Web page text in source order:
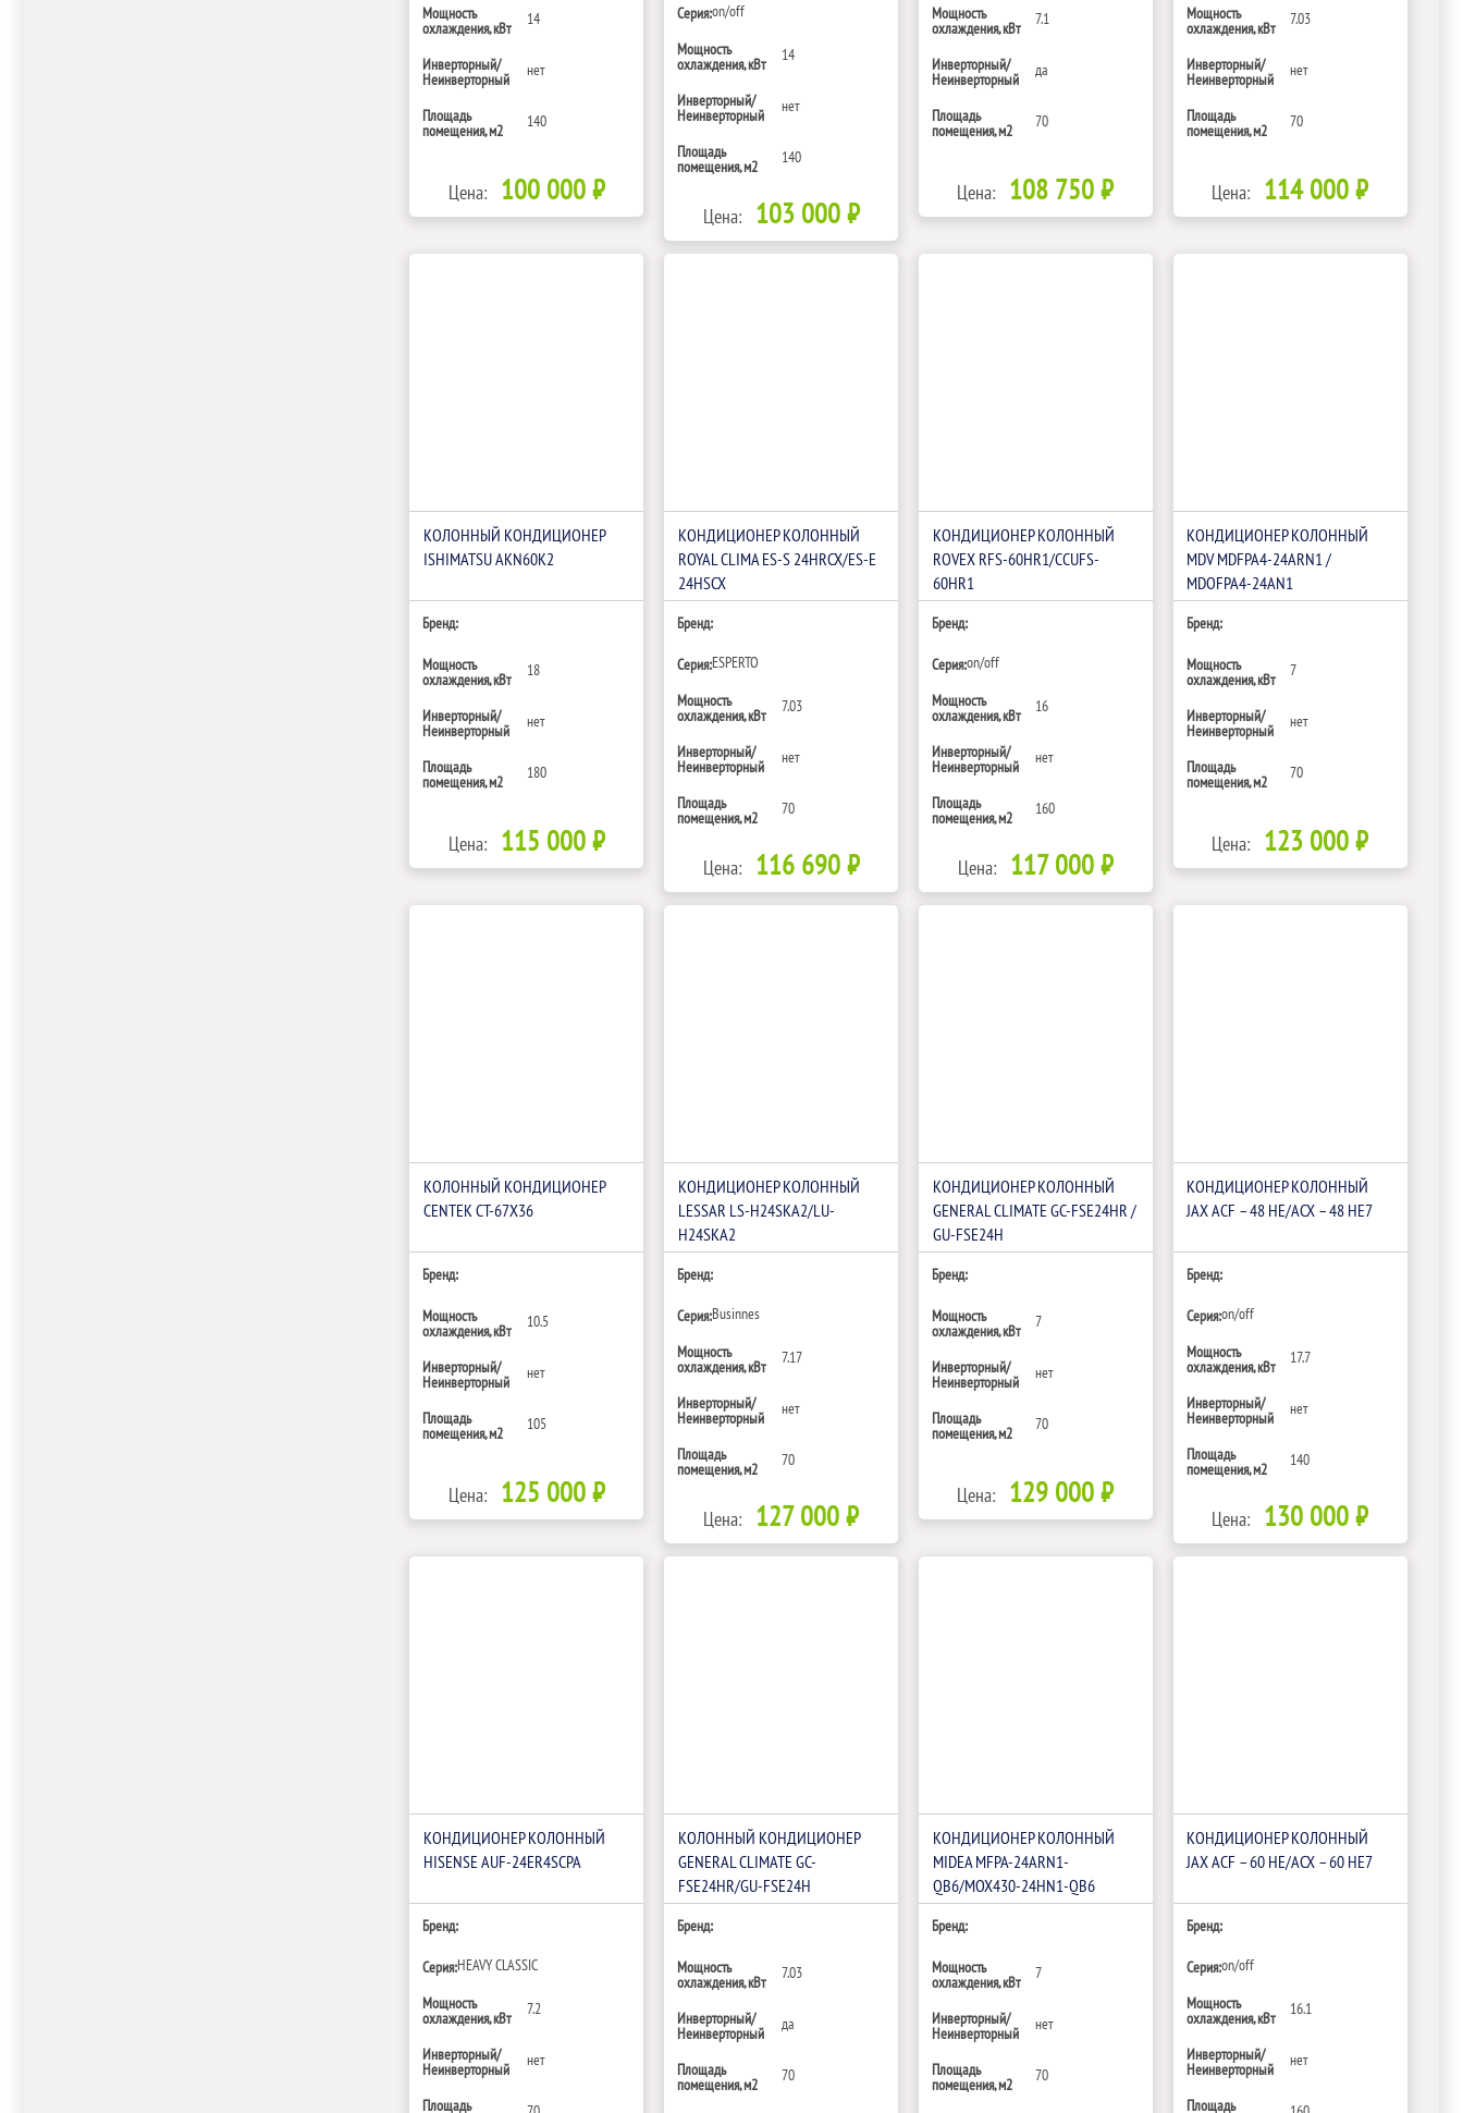
Мощность
охлаждения, кВт
14
Инверторный/
Неинверторный
нет
Площадь
помещения, м2
140
Цена: 100 000 ₽
Серия:on/off
Мощность
охлаждения, кВт
14
Инверторный/
Неинверторный
нет
Площадь
помещения, м2
140
Цена: 103 000 ₽
Мощность
охлаждения, кВт
7.1
Инверторный/
Неинверторный
да
Площадь
помещения, м2
70
Цена: 108 750 ₽
Мощность
охлаждения, кВт
7.03
Инверторный/
Неинверторный
нет
Площадь
помещения, м2
70
Цена: 114 000 ₽
КОЛОННЫЙ КОНДИЦИОНЕР
ISHIMATSU AKN60K2
Бренд:
Мощность
охлаждения, кВт
18
Инверторный/
Неинверторный
нет
Площадь
помещения, м2
180
Цена: 115 000 ₽
КОНДИЦИОНЕР КОЛОННЫЙ
ROYAL CLIMA ES-S 24HRCX/ES-E
24HSCX
Бренд:
Серия:ESPERTO
Мощность
охлаждения, кВт
7.03
Инверторный/
Неинверторный
нет
Площадь
помещения, м2
70
Цена: 116 690 ₽
КОНДИЦИОНЕР КОЛОННЫЙ
ROVEX RFS-60HR1/CCUFS-
60HR1
Бренд:
Серия:on/off
Мощность
охлаждения, кВт
16
Инверторный/
Неинверторный
нет
Площадь
помещения, м2
160
Цена: 117 000 ₽
КОНДИЦИОНЕР КОЛОННЫЙ
MDV MDFPA4-24ARN1 /
MDOFPA4-24AN1
Бренд:
Мощность
охлаждения, кВт
7
Инверторный/
Неинверторный
нет
Площадь
помещения, м2
70
Цена: 123 000 ₽
КОЛОННЫЙ КОНДИЦИОНЕР
CENTEK CT-67X36
Бренд:
Мощность
охлаждения, кВт
10.5
Инверторный/
Неинверторный
нет
Площадь
помещения, м2
105
Цена: 125 000 ₽
КОНДИЦИОНЕР КОЛОННЫЙ
LESSAR LS-H24SKA2/LU-
H24SKA2
Бренд:
Серия:Businnes
Мощность
охлаждения, кВт
7.17
Инверторный/
Неинверторный
нет
Площадь
помещения, м2
70
Цена: 127 000 ₽
КОНДИЦИОНЕР КОЛОННЫЙ
GENERAL CLIMATE GC-FSE24HR /
GU-FSE24H
Бренд:
Мощность
охлаждения, кВт
7
Инверторный/
Неинверторный
нет
Площадь
помещения, м2
70
Цена: 129 000 ₽
КОНДИЦИОНЕР КОЛОННЫЙ
JAX ACF – 48 HE/ACX – 48 HE7
Бренд:
Серия:on/off
Мощность
охлаждения, кВт
17.7
Инверторный/
Неинверторный
нет
Площадь
помещения, м2
140
Цена: 130 000 ₽
КОНДИЦИОНЕР КОЛОННЫЙ
HISENSE AUF-24ER4SCPA
Бренд:
Серия:HEAVY CLASSIC
Мощность
охлаждения, кВт
7.2
Инверторный/
Неинверторный
нет
Площадь
КОЛОННЫЙ КОНДИЦИОНЕР
GENERAL CLIMATE GC-
FSE24HR/GU-FSE24H
Бренд:
Мощность
охлаждения, кВт
7.03
Инверторный/
Неинверторный
да
Площадь
помещения, м2
70
КОНДИЦИОНЕР КОЛОННЫЙ
MIDEA MFPA-24ARN1-
QB6/MOX430-24HN1-QB6
Бренд:
Мощность
охлаждения, кВт
7
Инверторный/
Неинверторный
нет
Площадь
помещения, м2
70
КОНДИЦИОНЕР КОЛОННЫЙ
JAX ACF – 60 HE/ACX – 60 HE7
Бренд:
Серия:on/off
Мощность
охлаждения, кВт
16.1
Инверторный/
Неинверторный
нет
Площадь